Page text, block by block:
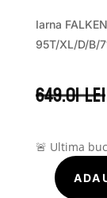
Iarna
95T/XL/D/B/
649.01lei
🚨 Ultima
Cantitate